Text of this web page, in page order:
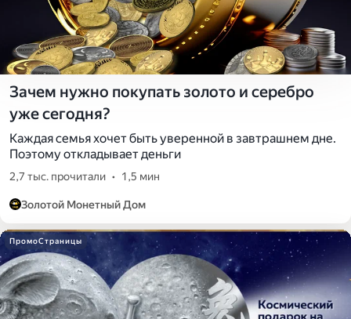
Зачем нужно покупать золото и серебро
уже сегодня?
Каждая семья хочет быть уверенной в завтрашнем дне.
Поэтому откладывает деньги
2,7 тыс. прочитали • 1,5 мин
Золотой Монетный Дом
ПромоСтраницы